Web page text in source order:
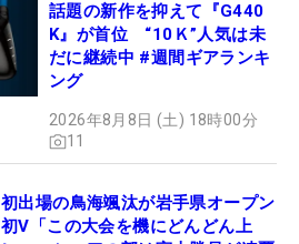
話題の新作を抑えて『G440
K』が首位 “10Ｋ”人気は未
だに継続中 #週間ギアランキ
ング
2026年8月8日 (土) 18時00分
11
初出場の鳥海颯汰が岩手県オープン
初V「この大会を機にどんどん上